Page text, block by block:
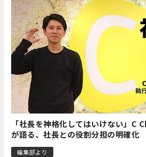
「社長を神格化してはいけない」C
が語る、社長との役割分担の明確化
編集部より